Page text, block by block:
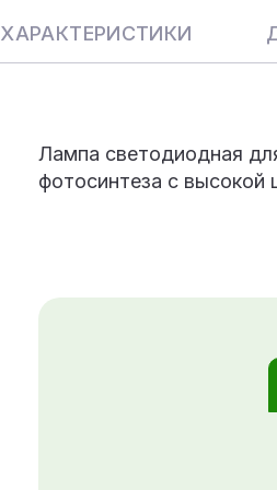
ХАРАКТЕРИСТИКИ
Лампа светодиодная
фотосинтеза с высокой